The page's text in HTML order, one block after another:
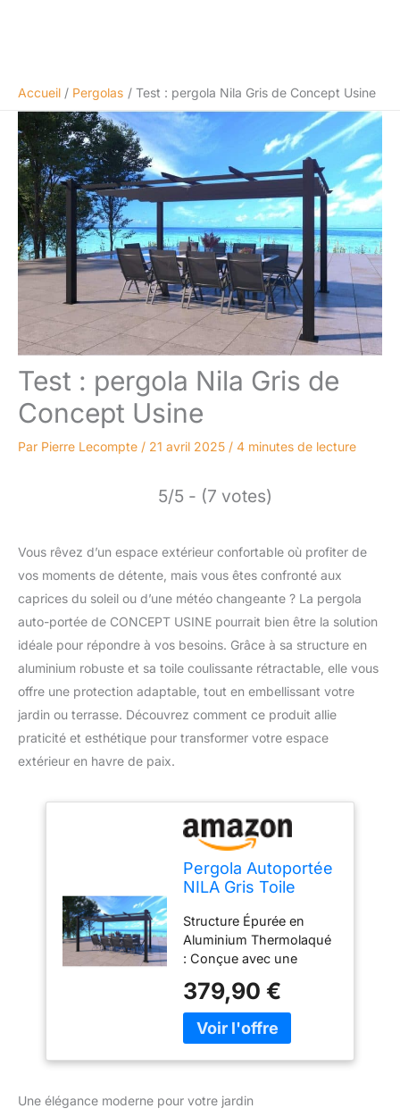
Accueil Pergolas Test : pergola Nila Gris de Concept Usine
Test : pergola Nila Gris de
Concept Usine
Par Pierre Lecompte / 21 avril 2025 / 4 minutes de lecture
5/5 - (7 votes)
Vous rêvez d’un espace extérieur confortable où profiter de
vos moments de détente, mais vous êtes confronté aux
caprices du soleil ou d’une météo changeante ? La pergola
auto-portée de CONCEPT USINE pourrait bien être la solution
idéale pour répondre à vos besoins. Grâce à sa structure en
aluminium robuste et sa toile coulissante rétractable, elle vous
offre une protection adaptable, tout en embellissant votre
jardin ou terrasse. Découvrez comment ce produit allie
praticité et esthétique pour transformer votre espace
extérieur en havre de paix.
Pergola Autoportée
NILA Gris Toile
Structure Épurée en
Aluminium Thermolaqué
: Conçue avec une
en aluminium de haute
qualité, cette pergola
bénéficie d'une finition
offre une barrière
379,90 €
Une élégance moderne pour votre jardin